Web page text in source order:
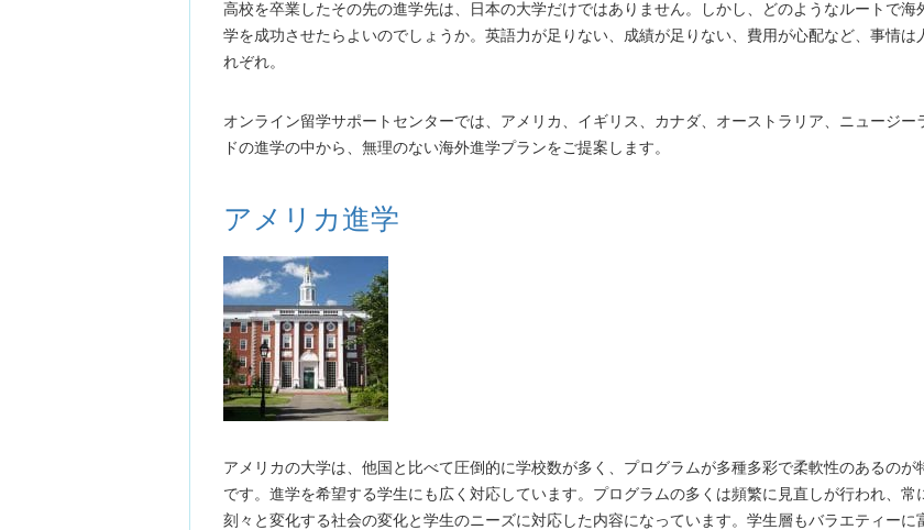
高校を卒業したその先の進学先は、日本の大学だけではありません。しかし、どのようなルートで海
学を成功させたらよいのでしょうか。英語力が足りない、成績が足りない、費用が心配など、事情は
れぞれ。
オンライン留学サポートセンターでは、アメリカ、イギリス、カナダ、オーストラリア、ニュージー
ドの進学の中から、無理のない海外進学プランをご提案します。
アメリカ進学
アメリカの大学は、他国と比べて圧倒的に学校数が多く、プログラムが多種多彩で柔軟性のあるのが
です。進学を希望する学生にも広く対応しています。プログラムの多くは頻繁に見直しが行われ、常
刻々と変化する社会の変化と学生のニーズに対応した内容になっています。学生層もバラエティーに